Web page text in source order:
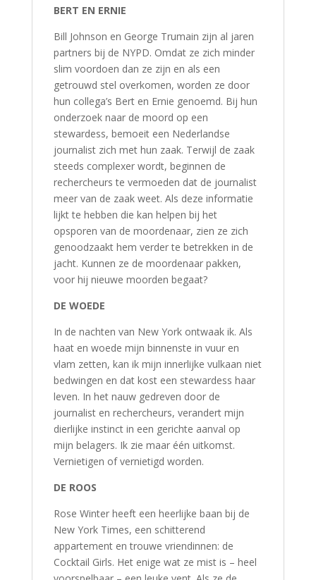
BERT EN ERNIE
Bill Johnson en George Trumain zijn al jaren
partners bij de NYPD. Omdat ze zich minder
slim voordoen dan ze zijn en als een
getrouwd stel overkomen, worden ze door
hun collega’s Bert en Ernie genoemd. Bij hun
onderzoek naar de moord op een
stewardess, bemoeit een Nederlandse
journalist zich met hun zaak. Terwijl de zaak
steeds complexer wordt, beginnen de
rechercheurs te vermoeden dat de journalist
meer van de zaak weet. Als deze informatie
lijkt te hebben die kan helpen bij het
opsporen van de moordenaar, zien ze zich
genoodzaakt hem verder te betrekken in de
jacht. Kunnen ze de moordenaar pakken,
voor hij nieuwe moorden begaat?
DE WOEDE
In de nachten van New York ontwaak ik. Als
haat en woede mijn binnenste in vuur en
vlam zetten, kan ik mijn innerlijke vulkaan niet
bedwingen en dat kost een stewardess haar
leven. In het nauw gedreven door de
journalist en rechercheurs, verandert mijn
dierlijke instinct in een gerichte aanval op
mijn belagers. Ik zie maar één uitkomst.
Vernietigen of vernietigd worden.
DE ROOS
Rose Winter heeft een heerlijke baan bij de
New York Times, een schitterend
appartement en trouwe vriendinnen: de
Cocktail Girls. Het enige wat ze mist is – heel